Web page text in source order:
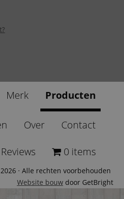
Merk Producten
Over Contact
Reviews 0 items
· Alle rechten voorbehouden
Website bouwdoor GetBright